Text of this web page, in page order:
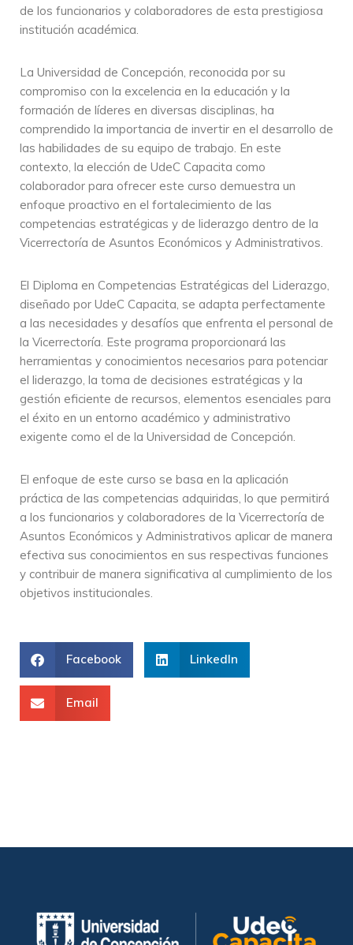
de los funcionarios y colaboradores de esta prestigiosa
institución académica.
La Universidad de Concepción, reconocida por su
compromiso con la excelencia en la educación y la
formación de líderes en diversas disciplinas, ha
comprendido la importancia de invertir en el desarrollo de
las habilidades de su equipo de trabajo. En este
contexto, la elección de UdeC Capacita como
colaborador para ofrecer este curso demuestra un
enfoque proactivo en el fortalecimiento de las
competencias estratégicas y de liderazgo dentro de la
Vicerrectoría de Asuntos Económicos y Administrativos.
El Diploma en Competencias Estratégicas del Liderazgo,
diseñado por UdeC Capacita, se adapta perfectamente
a las necesidades y desafíos que enfrenta el personal de
la Vicerrectoría. Este programa proporcionará las
herramientas y conocimientos necesarios para potenciar
el liderazgo, la toma de decisiones estratégicas y la
gestión eficiente de recursos, elementos esenciales para
el éxito en un entorno académico y administrativo
exigente como el de la Universidad de Concepción.
El enfoque de este curso se basa en la aplicación
práctica de las competencias adquiridas, lo que permitirá
a los funcionarios y colaboradores de la Vicerrectoría de
Asuntos Económicos y Administrativos aplicar de manera
efectiva sus conocimientos en sus respectivas funciones
y contribuir de manera significativa al cumplimiento de los
objetivos institucionales.
Facebook LinkedIn
Email